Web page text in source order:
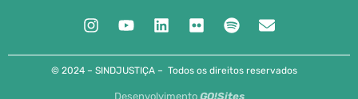
© 2024 – SINDJUSTIÇA – Todos os direitos reservados
Desenvolvimento GO!Sites